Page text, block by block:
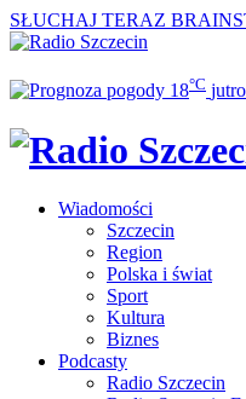
SŁUCHAJ TERAZ
18°C jutro
Wiadomości
Szczecin
Region
Polska i świat
Sport
Kultura
Biznes
Podcasty
Radio Szczecin